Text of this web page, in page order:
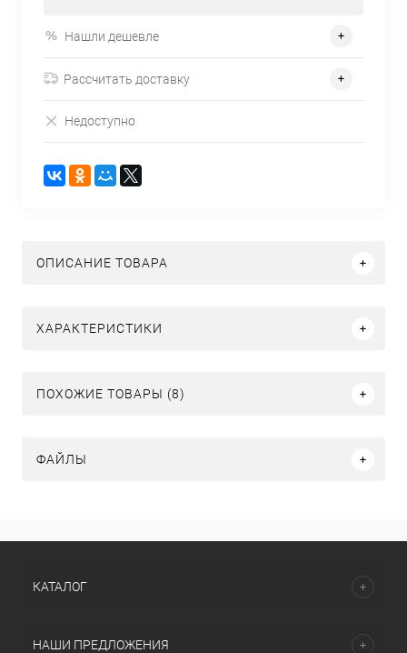
Нашли дешевле
Рассчитать доставку
Недоступно
ОПИСАНИЕ ТОВАРА
ХАРАКТЕРИСТИКИ
ПОХОЖИЕ ТОВАРЫ (8)
ФАЙЛЫ
КАТАЛОГ
НАШИ ПРЕДЛОЖЕНИЯ